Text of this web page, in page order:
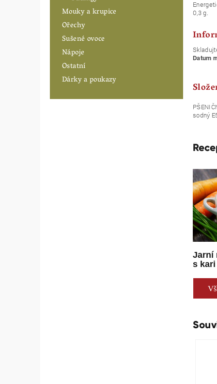
Mouky a krupice
Ořechy
Sušené ovoce
Nápoje
Ostatní
Dárky a poukazy
0,3 g.
Datum
sodný
Jarní
s kari